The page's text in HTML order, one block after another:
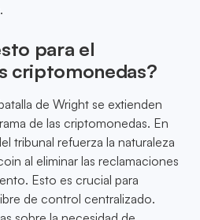
para el
criptomonedas?
de Wright se extienden
de las criptomonedas. En
tribunal refuerza la naturaleza
al eliminar las reclamaciones
Esto es crucial para
de control centralizado.